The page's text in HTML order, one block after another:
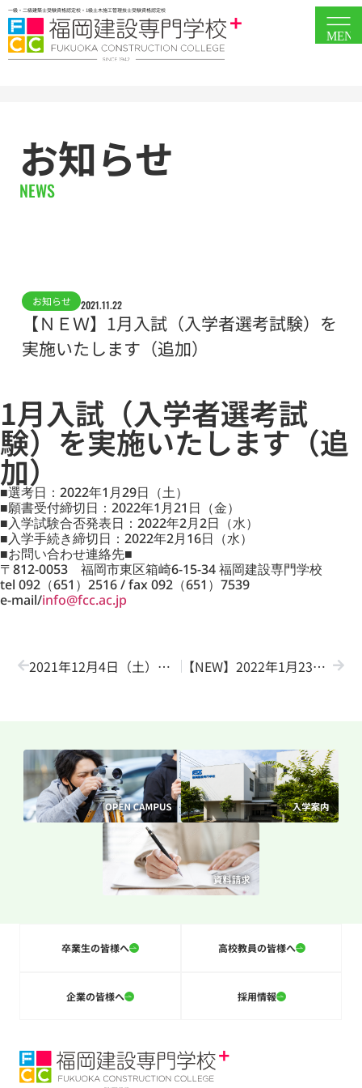
一級・二級建築士受験資格認定校・1級土木施工管理技士受験資格認定校
MENU
お知らせ
NEWS
お知らせ 2021.11.22
【ＮＥＷ】1月入試（入学者選考試験）を
実施いたします（追加）
1月入試（入学者選考試
験）を実施いたします（追
加）
■選考日：2022年1月29日（土）
■願書受付締切日：2022年1月21日（金）
■入学試験合否発表日：2022年2月2日（水）
■入学手続き締切日：2022年2月16日（水）
■お問い合わせ連絡先■
〒812-0053 福岡市東区箱崎6-15-34 福岡建設専門学校
tel 092（651）2516 / fax 092（651）7539
e-mail/info@fcc.ac.jp
2021年12月4日（土）オープンキャンパス 開催！ 【NEW】2022年1月23日（日）オープンキャンパスについて（お知らせ）
卒業生の皆様へ 高校教員の皆様へ
企業の皆様へ 採用情報